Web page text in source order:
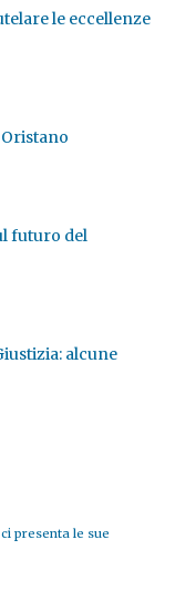
le eccellenze
futuro del
alcune
presenta le sue